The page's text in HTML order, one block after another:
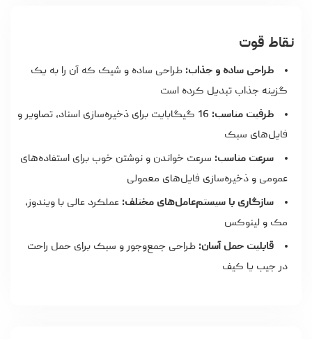
نقاط قوت
طراحی ساده و جذاب: طراحی ساده و شیک که آن را به یک
گزینه جذاب تبدیل کرده است
ظرفیت مناسب:
16 گیگابایت برای ذخیره‌سازی اسناد، تصاویر و
فایل‌های سبک
سرعت مناسب: سرعت خواندن و نوشتن خوب برای استفاده‌های
عمومی و ذخیره‌سازی فایل‌های معمولی
سازگاری با سیستم‌عامل‌های مختلف: عملکرد عالی با ویندوز،
مک و لینوکس
قابلیت حمل آسان: طراحی جمع‌وجور و سبک برای حمل راحت
در جیب یا کیف